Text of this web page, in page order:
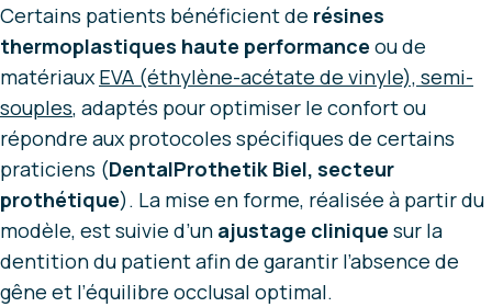
Certains patients bénéficient de résines
thermoplastiques haute performance ou de
matériaux EVA (éthylène-acétate de vinyle), semi-
souples, adaptés pour optimiser le confort ou
répondre aux protocoles spécifiques de certains
praticiens (DentalProthetik Biel, secteur
prothétique). La mise en forme, réalisée à partir du
modèle, est suivie d’un ajustage clinique sur la
dentition du patient afin de garantir l’absence de
gêne et l’équilibre occlusal optimal.